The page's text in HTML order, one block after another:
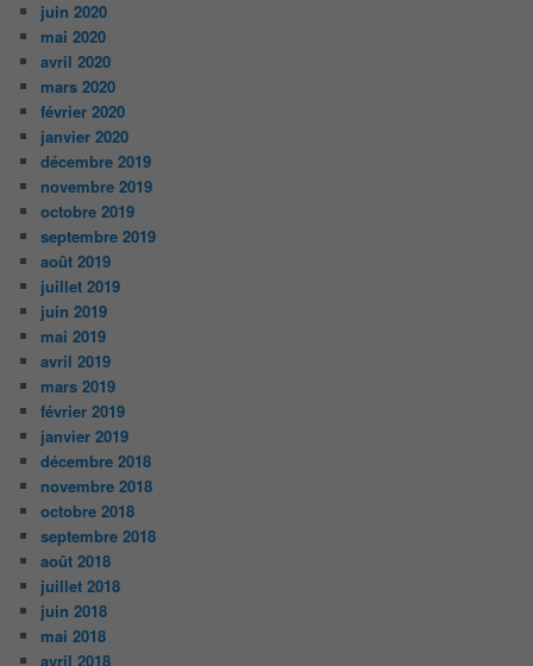
juin 2020
mai 2020
avril 2020
mars 2020
février 2020
janvier 2020
décembre 2019
novembre 2019
octobre 2019
septembre 2019
août 2019
juillet 2019
juin 2019
mai 2019
avril 2019
mars 2019
février 2019
janvier 2019
décembre 2018
novembre 2018
octobre 2018
septembre 2018
août 2018
juillet 2018
juin 2018
mai 2018
avril 2018